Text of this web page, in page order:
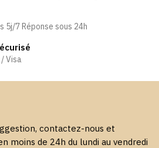
5j/7 Réponse sous 24h
Visa
contactez-nous et
moins de 24h du lundi au vendredi